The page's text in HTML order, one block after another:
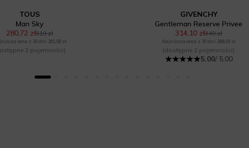
TOUS
Man Sky
280,72 zł319 zł
cena z 30 dni: 261,58 zł
2 pojemności)
GIVENCHY
Gentleman Reserve Privee
314,10 zł349 zł
Najniższa cena z 30 dni: 286,18 zł
(dostępne 2 pojemności)
5.00/ 5.00